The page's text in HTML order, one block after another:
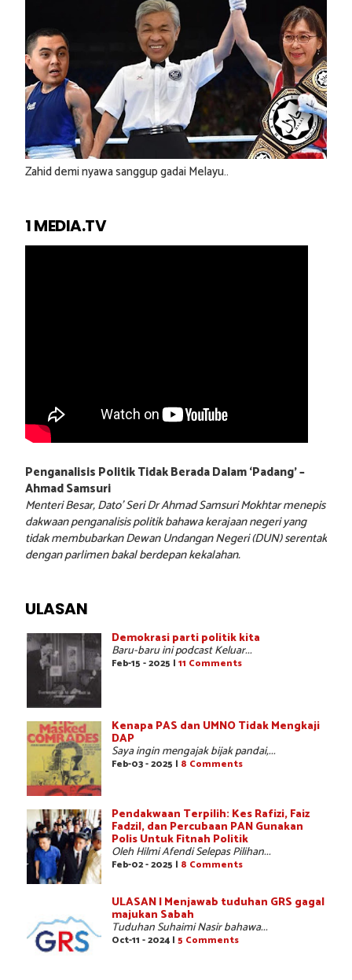
Zahid demi nyawa sanggup gadai Melayu..
1 MEDIA.TV
Penganalisis Politik Tidak Berada Dalam ‘Padang’ –
Ahmad Samsuri
Menteri Besar, Dato’ Seri Dr Ahmad Samsuri Mokhtar menepis
dakwaan penganalisis politik bahawa kerajaan negeri yang
tidak membubarkan Dewan Undangan Negeri (DUN) serentak
dengan parlimen bakal berdepan kekalahan.
ULASAN
Demokrasi parti politik kita
Baru-baru ini podcast Keluar...
Feb-15 - 2025 | 11 Comments
Kenapa PAS dan UMNO Tidak Mengkaji
DAP
Saya ingin mengajak bijak pandai,...
Feb-03 - 2025 | 8 Comments
Pendakwaan Terpilih: Kes Rafizi, Faiz
Fadzil, dan Percubaan PAN Gunakan
Polis Untuk Fitnah Politik
Oleh Hilmi Afendi Selepas Pilihan...
Feb-02 - 2025 | 8 Comments
ULASAN | Menjawab tuduhan GRS gagal
majukan Sabah
Tuduhan Suhaimi Nasir bahawa...
Oct-11 - 2024 | 5 Comments